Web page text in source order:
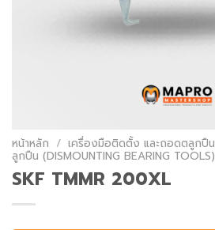
หน้าหลัก / เครื่องมือติดตั้ง และถอดตลูกปืน
ลูกปืน (DISMOUNTING BEARING TOOLS)
SKF TMMR 200XL